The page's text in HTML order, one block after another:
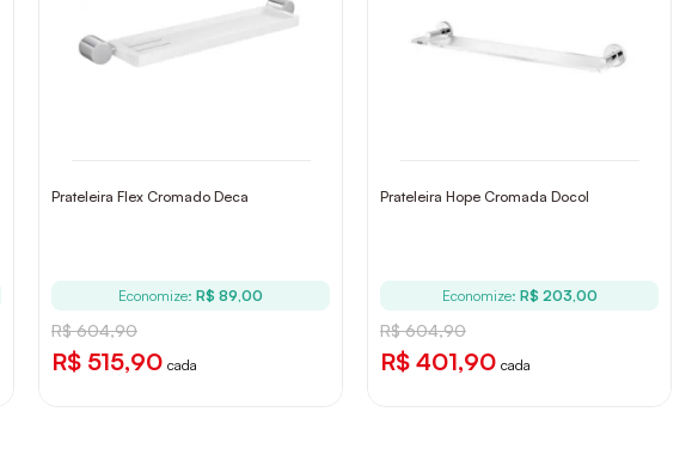
Prateleira Flex Cromado Deca
Economize: R$ 89,00
R$ 604,90
R$ 515,90 cada
Prateleira Hope Cromada Docol
Economize: R$ 203,00
R$ 604,90
R$ 401,90 cada